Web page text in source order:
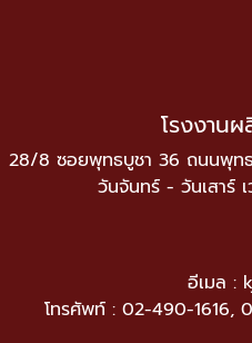
โรงงาน
28/8 ซอยพุทธบูชา 36 ถนนพุทธ
วันจันทร์ - วันเสาร์
อีเมล :
โทรศัพท์ : 02-490-1616,